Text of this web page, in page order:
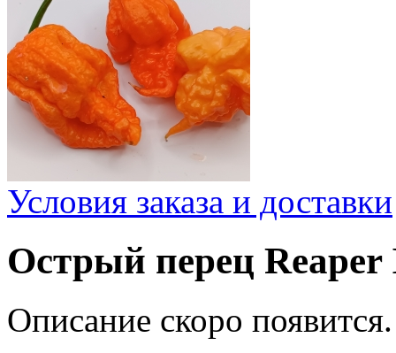
Условия заказа и доставки
Острый перец Reaper
Описание скоро появится.